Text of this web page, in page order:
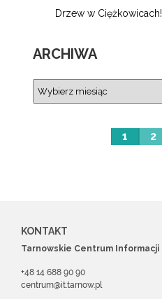
Drzew w Ciężkowicach!
ARCHIWA
1 2
KONTAKT
Tarnowskie Centrum Informacji
+48 14 688 90 90
centrum@it.tarnow.pl